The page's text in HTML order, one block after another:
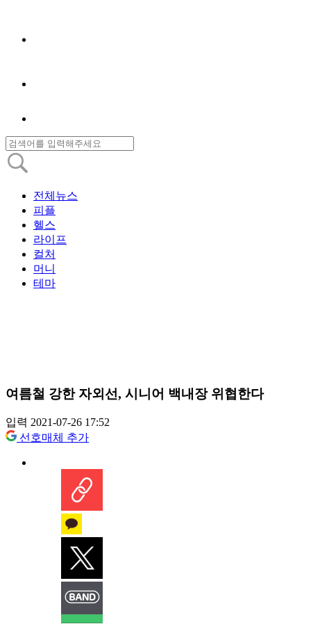
전체뉴스
피플
헬스
라이프
컬처
머니
테마
여름철 강한 자외선, 시니어 백내장 위협한다
입력 2021-07-26 17:52
선호매체 추가